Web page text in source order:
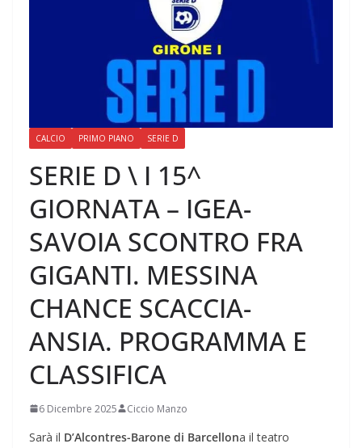
CALCIO PRIMO PIANO SERIE D
SERIE D \ I 15^
GIORNATA – IGEA-
SAVOIA SCONTRO FRA
GIGANTI. MESSINA
CHANCE SCACCIA-
ANSIA. PROGRAMMA E
CLASSIFICA
6 Dicembre 2025 Ciccio Manzo
Sarà il D’Alcontres-Barone di Barcellona il teatro